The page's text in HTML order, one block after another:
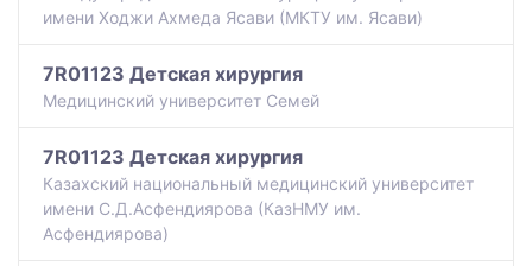
имени Ходжи Ахмеда Ясави (МКТУ им. Ясави)
7R01123 Детская хирургия
Медицинский университет Семей
7R01123 Детская хирургия
Казахский национальный медицинский университет
имени С.Д.Асфендиярова (КазНМУ им.
Асфендиярова)